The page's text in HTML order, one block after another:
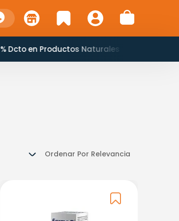
Dcto en Productos Naturales
Ordenar Por Relevancia